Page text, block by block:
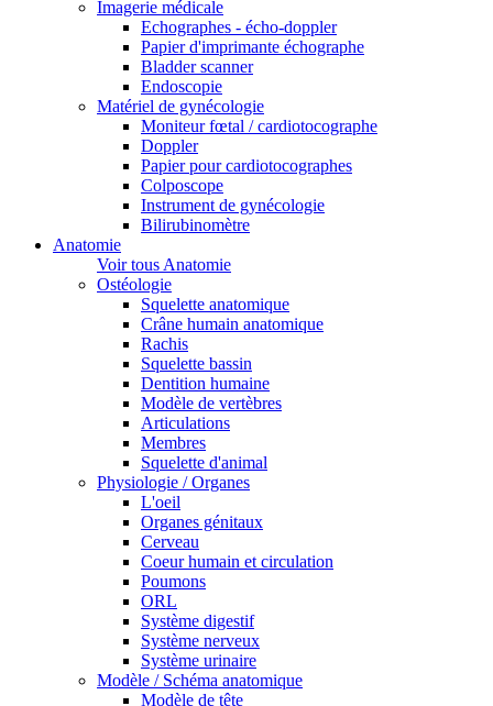
Imagerie médicale
Echographes - écho-doppler
Papier d'imprimante échographe
Bladder scanner
Endoscopie
Matériel de gynécologie
Moniteur fœtal / cardiotocographe
Doppler
Papier pour cardiotocographes
Colposcope
Instrument de gynécologie
Bilirubinomètre
Anatomie
Voir tous Anatomie
Ostéologie
Squelette anatomique
Crâne humain anatomique
Rachis
Squelette bassin
Dentition humaine
Modèle de vertèbres
Articulations
Membres
Squelette d'animal
Physiologie / Organes
L'oeil
Organes génitaux
Cerveau
Coeur humain et circulation
Poumons
ORL
Système digestif
Système nerveux
Système urinaire
Modèle / Schéma anatomique
Modèle de tête